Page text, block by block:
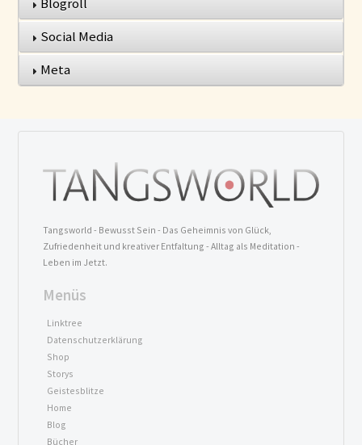
Social Media
Meta
Tangsworld - Bewusst Sein - Das Geheimnis von Glück,
Zufriedenheit und kreativer Entfaltung - Alltag als Meditation -
Leben im Jetzt.
Menüs
Linktree
Datenschutzerklärung
Shop
Storys
Geistesblitze
Home
Blog
Bücher